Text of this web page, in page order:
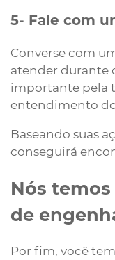
5- Fale com
Converse com
atender durante
importante pela
entendimento
Baseando suas
conseguirá
Nós
de
Por fim, você